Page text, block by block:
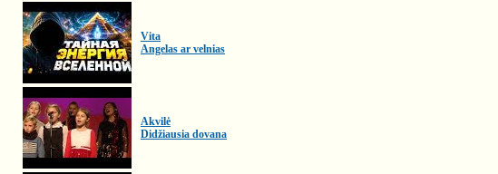
Vita
Angelas ar velnias
Akvilė
Didžiausia dovana